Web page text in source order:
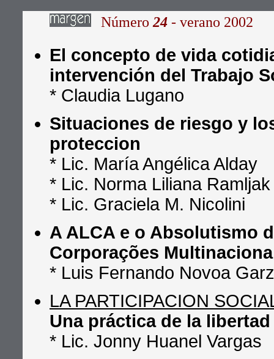
Número 24 - verano 2002
El concepto de vida
intervención del Trabajo
* Claudia Lugano
Situaciones de riesgo y
proteccion
* Lic. María Angélica Alday
* Lic. Norma Liliana
* Lic. Graciela M. Nicolini
A ALCA e o Absolutismo
Corporações
* Luis Fernando Novoa
LA PARTICIPACION
Una práctica de la
* Lic. Jonny Huanel Vargas